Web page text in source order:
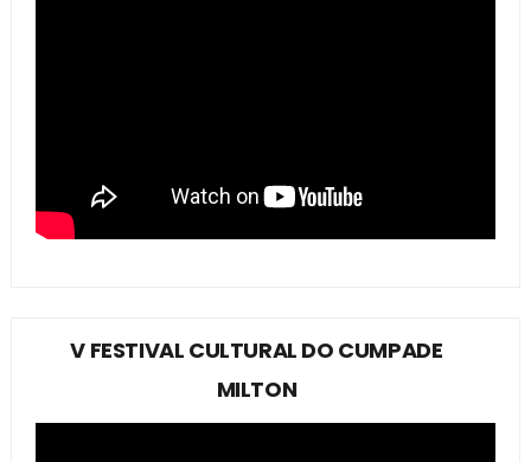
V FESTIVAL CULTURAL DO CUMPADE
MILTON